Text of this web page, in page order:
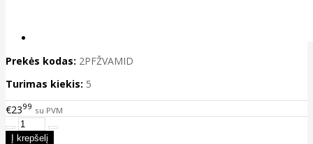
Prekės kodas: 2PFŽVAMID
Turimas kiekis: 5
€2399 su PVM